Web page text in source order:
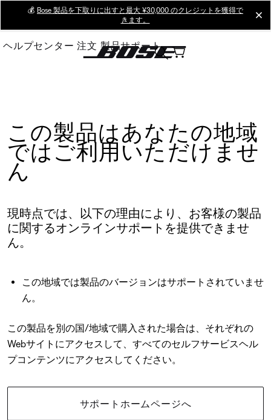
Main
💰 Bose 製品を下取りに出すと最大 ¥30,000 のクレジットを獲得で
きます。
ヘルプセンター 注文 製品サポート
この製品はあなたの地域
ではご利用いただけませ
ん
現時点では、以下の理由により、お客様の製品
に関するオンラインサポートを提供できませ
ん。
この地域では製品のバージョンはサポートされていませ
ん。
この製品を別の国/地域で購入された場合は、それぞれの
Webサイトにアクセスして、すべてのセルフサービスヘル
プコンテンツにアクセスしてください。
サポートホームページへ